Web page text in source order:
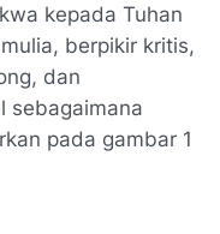
kepada Tuhan
berpikir kritis,
dan
sebagaimana
pada gambar 1